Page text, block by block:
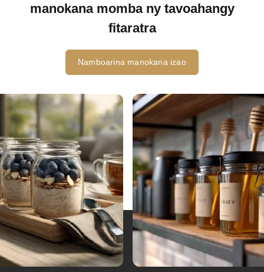
manokana momba ny tavoahangy
fitaratra
Namboarina manokana izao